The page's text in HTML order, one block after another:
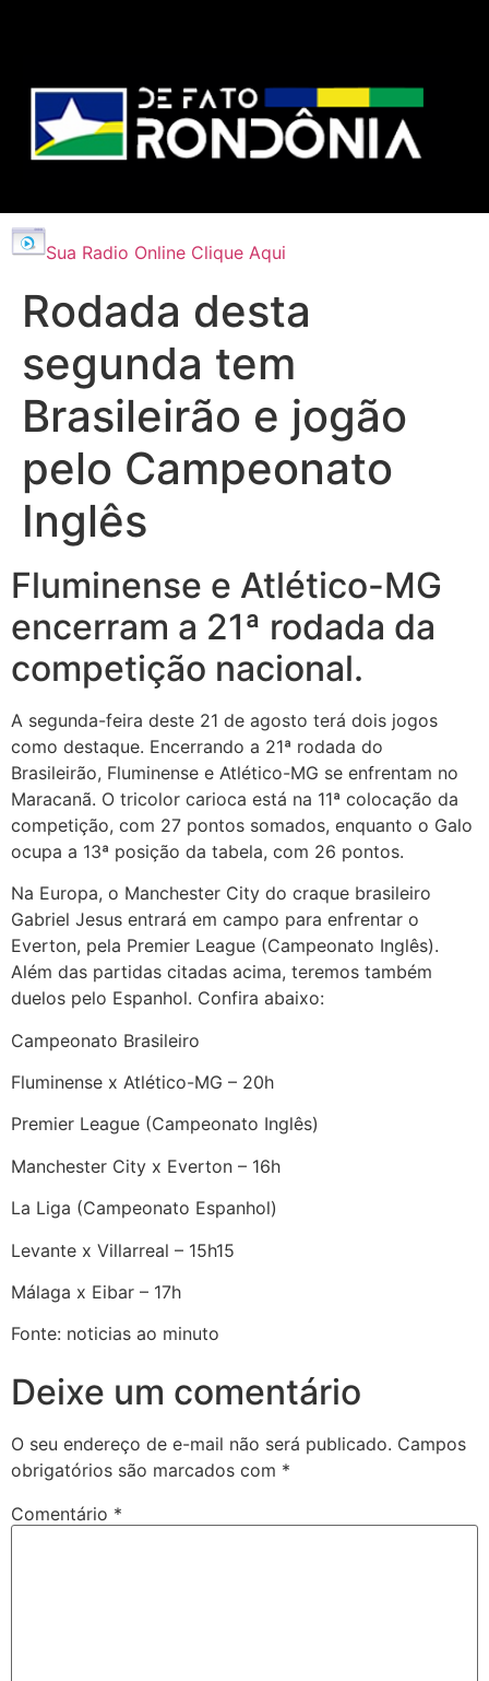
Sua Radio Online Clique Aqui
Rodada desta
segunda tem
Brasileirão e jogão
pelo Campeonato
Inglês
Fluminense e Atlético-MG
encerram a 21ª rodada da
competição nacional.
A segunda-feira deste 21 de agosto terá dois jogos
como destaque. Encerrando a 21ª rodada do
Brasileirão, Fluminense e Atlético-MG se enfrentam no
Maracanã. O tricolor carioca está na 11ª colocação da
competição, com 27 pontos somados, enquanto o Galo
ocupa a 13ª posição da tabela, com 26 pontos.
Na Europa, o Manchester City do craque brasileiro
Gabriel Jesus entrará em campo para enfrentar o
Everton, pela Premier League (Campeonato Inglês).
Além das partidas citadas acima, teremos também
duelos pelo Espanhol. Confira abaixo:
Campeonato Brasileiro
Fluminense x Atlético-MG – 20h
Premier League (Campeonato Inglês)
Manchester City x Everton – 16h
La Liga (Campeonato Espanhol)
Levante x Villarreal – 15h15
Málaga x Eibar – 17h
Fonte: noticias ao minuto
Deixe um comentário
O seu endereço de e-mail não será publicado. Campos
obrigatórios são marcados com *
Comentário *